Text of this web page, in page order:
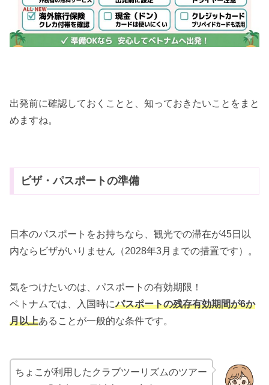
出発前に確認しておくことと、知っておきたいことをまと
めますね。
ビザ・パスポートの準備
日本のパスポートをお持ちなら、観光での滞在が45日以
内ならビザがいりません（2028年3月までの措置です）。
気をつけたいのは、パスポートの有効期限！
ベトナムでは、入国時にパスポートの残存有効期間が6か
月以上あることが一般的な条件です。
ちょこが利用したクラブツーリズムのツアー